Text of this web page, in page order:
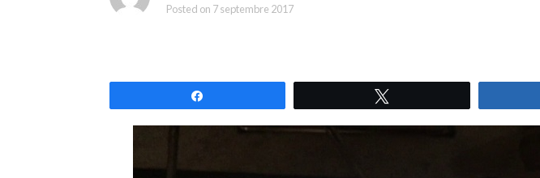
Posted on 7 septembre 2017